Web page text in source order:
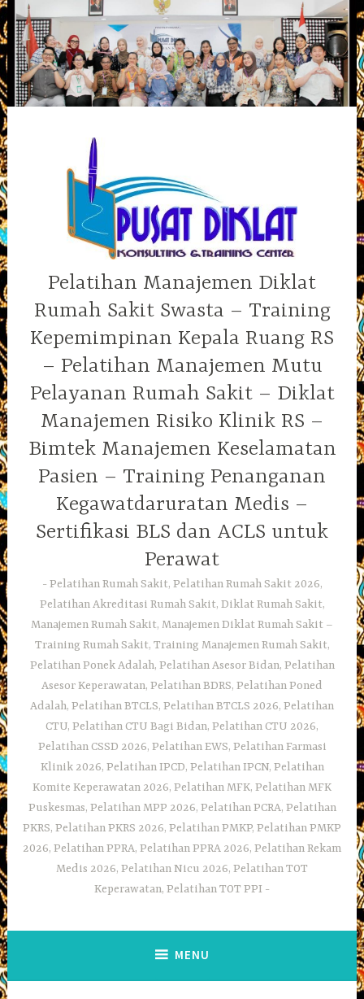
Skip
to
content
Pelatihan Manajemen Diklat
Rumah Sakit Swasta – Training
Kepemimpinan Kepala Ruang RS
– Pelatihan Manajemen Mutu
Pelayanan Rumah Sakit – Diklat
Manajemen Risiko Klinik RS –
Bimtek Manajemen Keselamatan
Pasien – Training Penanganan
Kegawatdaruratan Medis –
Sertifikasi BLS dan ACLS untuk
Perawat
Pelatihan Rumah Sakit, Pelatihan Rumah Sakit 2026,
Pelatihan Akreditasi Rumah Sakit, Diklat Rumah Sakit,
Manajemen Rumah Sakit, Manajemen Diklat Rumah Sakit –
Training Rumah Sakit, Training Manajemen Rumah Sakit,
Pelatihan Ponek Adalah, Pelatihan Asesor Bidan, Pelatihan
Asesor Keperawatan, Pelatihan BDRS, Pelatihan Poned
Adalah, Pelatihan BTCLS, Pelatihan BTCLS 2026, Pelatihan
CTU, Pelatihan CTU Bagi Bidan, Pelatihan CTU 2026,
Pelatihan CSSD 2026, Pelatihan EWS, Pelatihan Farmasi
Klinik 2026, Pelatihan IPCD, Pelatihan IPCN, Pelatihan
Komite Keperawatan 2026, Pelatihan MFK, Pelatihan MFK
Puskesmas, Pelatihan MPP 2026, Pelatihan PCRA, Pelatihan
PKRS, Pelatihan PKRS 2026, Pelatihan PMKP, Pelatihan PMKP
2026, Pelatihan PPRA, Pelatihan PPRA 2026, Pelatihan Rekam
Medis 2026, Pelatihan Nicu 2026, Pelatihan TOT
Keperawatan, Pelatihan TOT PPI
MENU